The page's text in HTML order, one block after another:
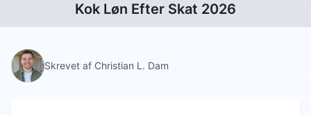
Kok Løn Efter Skat 2026
Skrevet af Christian L. Dam